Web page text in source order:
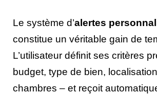
Le système d’alertes
constitue un véritable gain de
L’utilisateur définit ses critères
budget, type de bien,
chambres – et reçoit